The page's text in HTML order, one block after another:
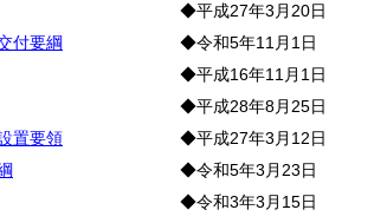
◆平成27年3月20日
付要綱
◆令和5年11月1日
◆平成16年11月1日
◆平成28年8月25日
置要領
◆平成27年3月12日
◆令和5年3月23日
◆令和3年3月15日